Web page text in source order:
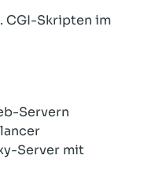
CGI-Skripten im
Servern
Server mit